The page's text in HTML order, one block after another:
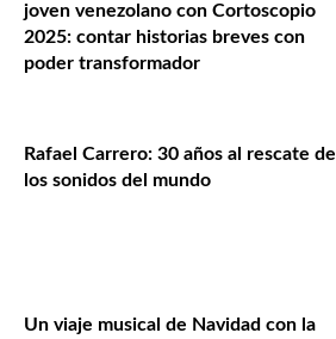
joven venezolano con Cortoscopio
2025: contar historias breves con
poder transformador
Rafael Carrero: 30 años al rescate de
los sonidos del mundo
Un viaje musical de Navidad con la